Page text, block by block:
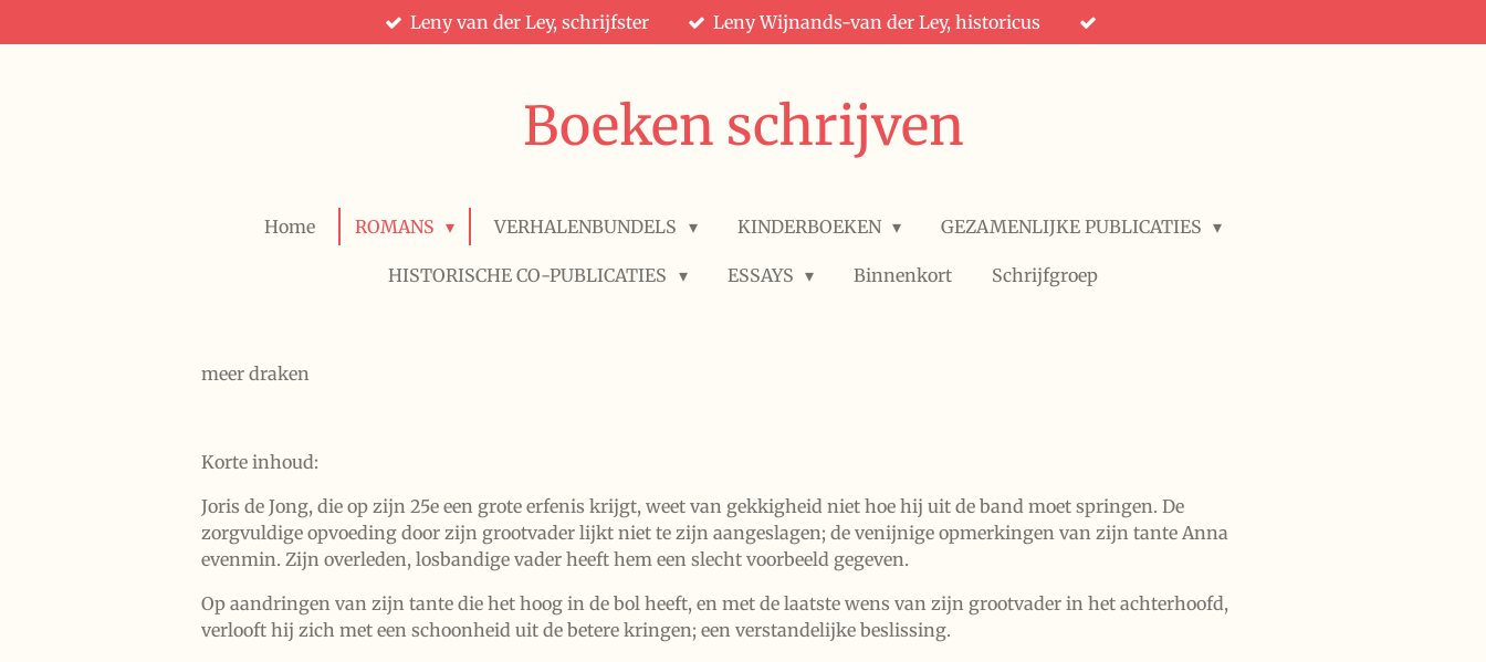
direct
Leny van der Ley, schrijfster Leny Wijnands-van der Ley, historicus
Boeken schrijven
Home ROMANS VERHALENBUNDELS KINDERBOEKEN GEZAMENLIJKE PUBLICATIES
HISTORISCHE CO-PUBLICATIES ESSAYS Binnenkort Schrijfgroep
meer draken
Korte inhoud:
Joris de Jong, die op zijn 25e een grote erfenis krijgt, weet van gekkigheid niet hoe hij uit de band moet springen. De
zorgvuldige opvoeding door zijn grootvader lijkt niet te zijn aangeslagen; de venijnige opmerkingen van zijn tante Anna
evenmin. Zijn overleden, losbandige vader heeft hem een slecht voorbeeld gegeven.
Op aandringen van zijn tante die het hoog in de bol heeft, en met de laatste wens van zijn grootvader in het achterhoofd,
verlooft hij zich met een schoonheid uit de betere kringen; een verstandelijke beslissing.